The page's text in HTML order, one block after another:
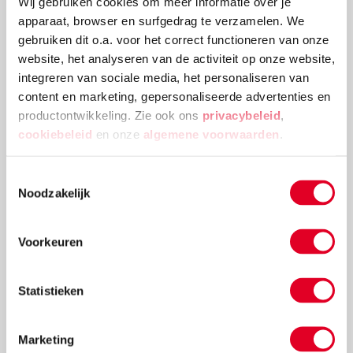
apparaat, browser en surfgedrag te verzamelen. We
gebruiken dit o.a. voor het correct functioneren van onze
website, het analyseren van de activiteit op onze website,
integreren van sociale media, het personaliseren van
content en marketing, gepersonaliseerde advertenties en
productontwikkeling. Zie ook ons privacybeleid
cookiebeleid en onze algemene voorwaarden
Noodzakelijk
Voorkeuren
Statistieken
Marketing
Bouwchallenge: bouwen zonder duimen
Heb je er ooit bij stilgestaan hoe handig het eigenlijk
is dat onze handen een duim hebben? Nee? Dan
ontdek je dat snel genoeg bij deze challenge: bouwen
zonder duimen.